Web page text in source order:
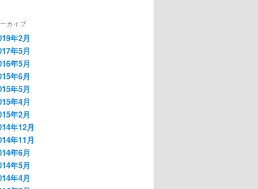
カイブ
年2月
年5月
年5月
年6月
年5月
年4月
年2月
年12月
年11月
年6月
年5月
年4月